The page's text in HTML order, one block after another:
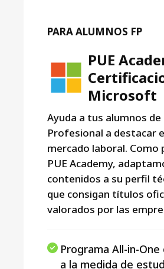
PARA ALUMNOS FP
PUE
Microsoft
Ayuda a tus alumnos
Profesional a destacar
mercado laboral. Como
PUE Academy,
contenidos a su perfil
que consigan títulos
valorados por las
Programa All-in-One
a la medida de